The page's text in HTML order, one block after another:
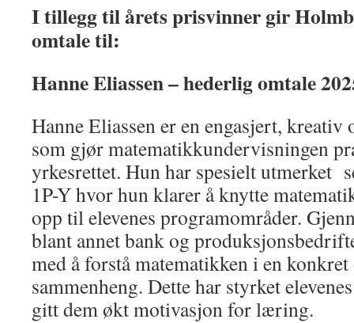
I tillegg til årets prisvinner gir
omtale til:
Hanne Eliassen – hederlig omtale
Hanne Eliassen er en engasjert,
som gjør matematikkundervisningen
yrkesrettet. Hun har spesielt utmerket
1P-Y hvor hun klarer å knytte
opp til elevenes programområder.
blant annet bank og
med å forstå matematikken i en
sammenheng. Dette har styrket
gitt dem økt motivasjon for læring.